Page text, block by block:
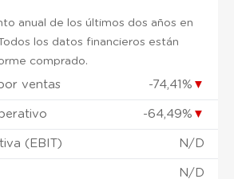
anual de los últimos dos años en
los datos financieros están
comprado.
ventas -74,41% ▼
-64,49% ▼
(EBIT) N/D
N/D